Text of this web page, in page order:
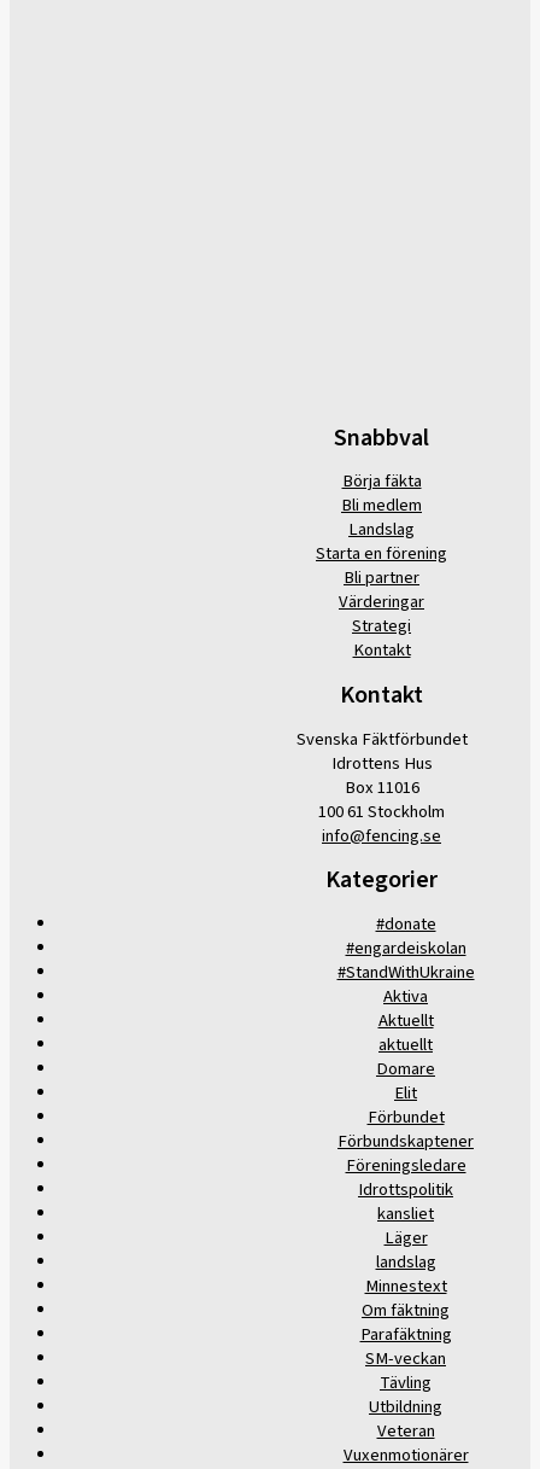
Snabbval
Börja fäkta
Bli medlem
Landslag
Starta en förening
Bli partner
Värderingar
Strategi
Kontakt
Kontakt
Svenska Fäktförbundet
Idrottens Hus
Box 11016
100 61 Stockholm
info@fencing.se
Kategorier
#donate
#engardeiskolan
#StandWithUkraine
Aktiva
Aktuellt
aktuellt
Domare
Elit
Förbundet
Förbundskaptener
Föreningsledare
Idrottspolitik
kansliet
Läger
landslag
Minnestext
Om fäktning
Parafäktning
SM-veckan
Tävling
Utbildning
Veteran
Vuxenmotionärer